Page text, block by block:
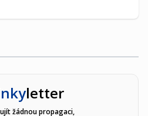
letter
žádnou propagaci,